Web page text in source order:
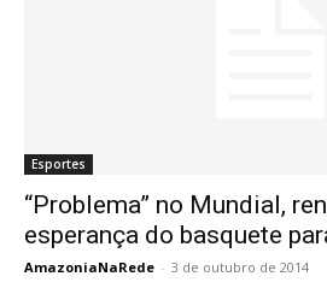
Esportes
“Problema” no Mundial,
esperança do basquete
AmazoniaNaRede - 3 de outubro de 2014